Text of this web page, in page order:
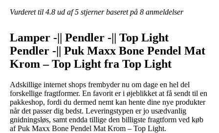
Vurderet til 4.8 ud af 5 stjerner baseret på 8 anmeldelser
Lamper -|| Pendler -|| Top Light
Pendler -|| Puk Maxx Bone Pendel Mat
Krom – Top Light fra Top Light
Adskillige internet shops frembyder nu om dage en hel del
forskellige fragtformer. En favorit er i øjeblikket at få sendt til en
pakkeshop, fordi du dermed nemt kan hente dine nye produkter
når det passer dig bedst. Leveringstypen er jo usædvanlig
gnidningsløs, samt endda tillige den billigste fragtform ved køb
af Puk Maxx Bone Pendel Mat Krom – Top Light.